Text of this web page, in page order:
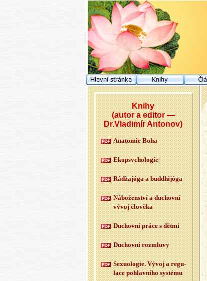
Knihy
(autor a editor —
Dr.Vladimír Antonov)
Ana­to­mie Boha
Ekopsy­cho­lo­gie
Rádžajóga a budd­hijóga
Ná­bo­žen­ství a du­chov­ní
vývoj člo­vě­ka
Du­chov­ní práce s dětmi
Du­chov­ní roz­mlu­vy
Se­xu­o­lo­gie. Vývoj a re­gu­
la­ce po­hlav­ní­ho sys­té­mu